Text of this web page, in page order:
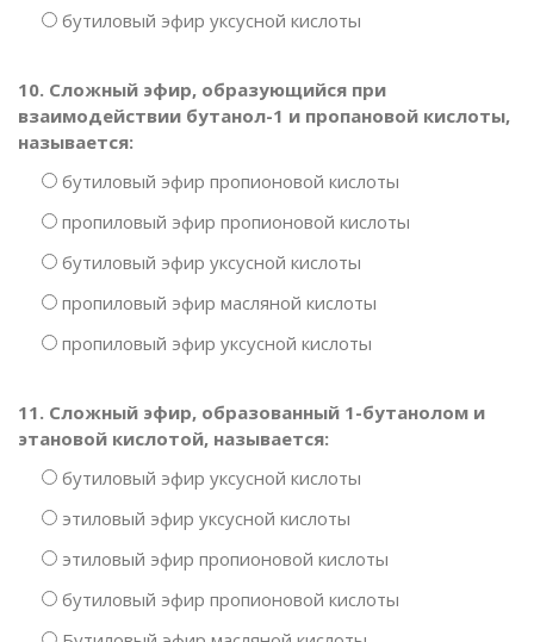
бутиловый эфир уксусной кислоты
10. Сложный эфир, образующийся при
взаимодействии бутанол-1 и пропановой кислоты,
называется:
бутиловый эфир пропионовой кислоты
пропиловый эфир пропионовой кислоты
бутиловый эфир уксусной кислоты
пропиловый эфир масляной кислоты
пропиловый эфир уксусной кислоты
11. Сложный эфир, образованный 1-бутанолом и
этановой кислотой, называется:
бутиловый эфир уксусной кислоты
этиловый эфир уксусной кислоты
этиловый эфир пропионовой кислоты
бутиловый эфир пропионовой кислоты